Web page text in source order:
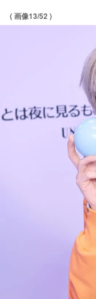
( 画像13/52 )